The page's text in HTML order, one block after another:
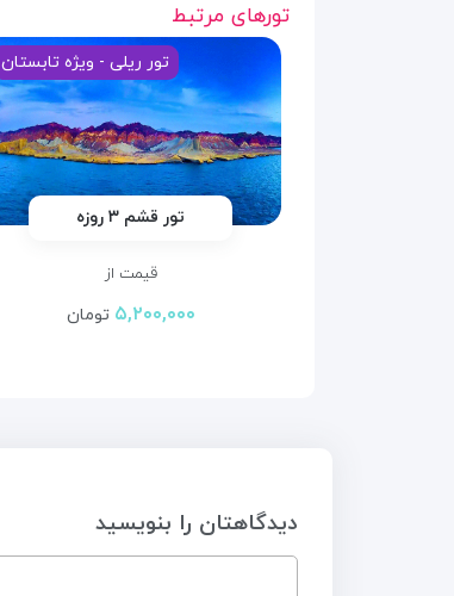
تورهای مرتبط
تور ریلی - ویژه تابستان
تور قشم ۳ روزه
قیمت از
۵,۲۰۰,۰۰۰ تومان
دیدگاهتان را بنویسید